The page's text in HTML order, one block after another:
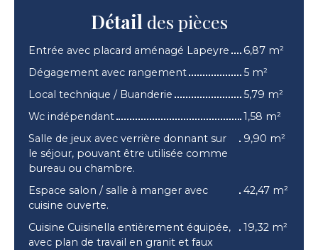
Détail des pièces
Entrée avec placard aménagé Lapeyre
6,87 m²
Dégagement avec rangement
5 m²
Local technique / Buanderie
5,79 m²
Wc indépendant
1,58 m²
Salle de jeux avec verrière donnant sur
le séjour, pouvant être utilisée comme
bureau ou chambre.
9,90 m²
Espace salon / salle à manger avec
cuisine ouverte.
42,47 m²
Cuisine Cuisinella entièrement équipée,
avec plan de travail en granit et faux
19,32 m²